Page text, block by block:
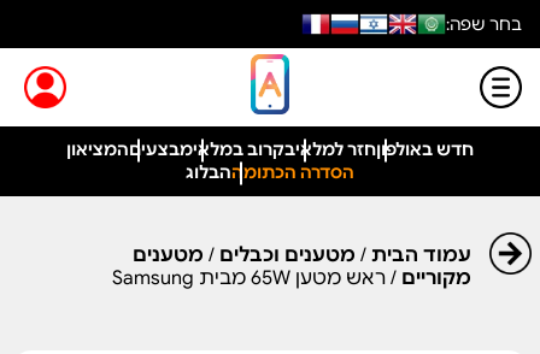
בחר שפה:
חדש באולפוןחזר למלאיבקרוב במלאימבצעיםהמציאון
הסדרה הכתומההבלוג
עמוד הבית/ מטענים וכבלים / מטענים
מקוריים / ראש מטען 65W מבית Samsung